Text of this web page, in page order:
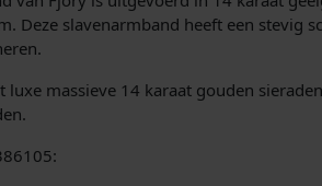
Deze slavenarmband heeft een
luxe massieve 14 karaat gouden